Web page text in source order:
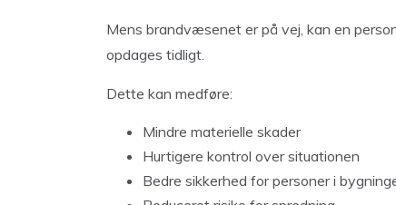
Mens brandvæsenet er på vej, kan en
opdages tidligt.
Dette kan medføre:
Mindre materielle skader
Hurtigere kontrol over situationen
Bedre sikkerhed for personer i